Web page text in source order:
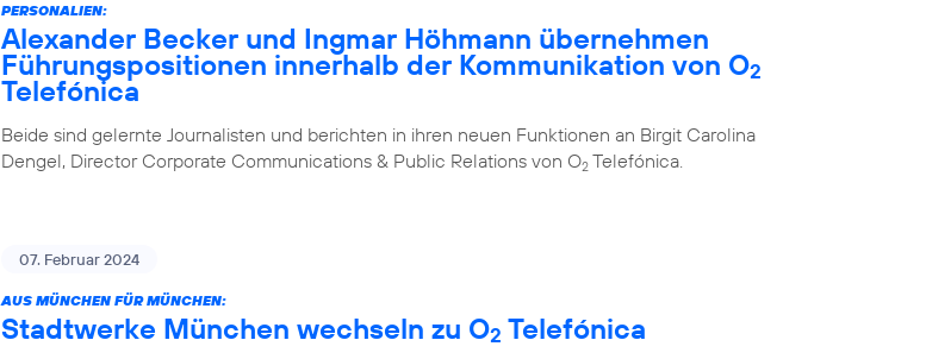
PERSONALIEN:
Alexander Becker und Ingmar Höhmann übernehmen
Führungspositionen innerhalb der Kommunikation von O2
Telefónica
Beide sind gelernte Journalisten und berichten in ihren neuen Funktionen an Birgit Carolina
Dengel, Director Corporate Communications & Public Relations von O2 Telefónica.
07. Februar 2024
AUS MÜNCHEN FÜR MÜNCHEN:
Stadtwerke München wechseln zu O2 Telefónica